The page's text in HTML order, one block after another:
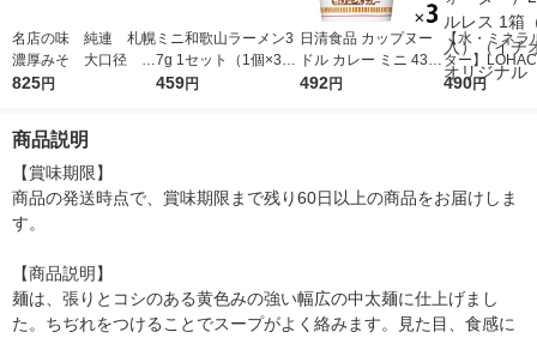
名店の味 純連 札幌
濃厚みそ 大口径 ３
個 サンヨー食品
825円
ミニ和歌山ラーメン3
7g 1セット（1個×3）
東洋水産
459円
日清食品 カップヌー
ドル カレー ミニ 43g
カップ麺ミニ カップ
492円
【水・ミネラ
ター】
r（ロハコウ
490円
商品説明
【賞味期限】
商品の発送時点で、賞味期限まで残り60日以上の商品をお届けしま
す。
【商品説明】
麺は、張りとコシのある黄色みの強い幅広の中太麺に仕上げまし
た。ちぢれをつけることでスープがよく絡みます。見た目、食感に